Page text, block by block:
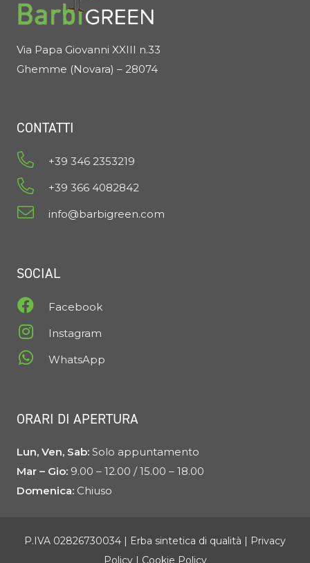
Via Papa Giovanni XXIII n.33
Ghemme (Novara) – 28074
CONTATTI
+39 346 2353219
+39 366 4082842
info@barbigreen.com
SOCIAL
Facebook
Instagram
WhatsApp
ORARI DI APERTURA
Lun, Ven, Sab: Solo appuntamento
Mar – Gio: 9.00 – 12.00 / 15.00 – 18.00
Domenica: Chiuso
P.IVA 02826730034 | Erba sintetica di qualità | Privacy
Policy| Cookie Policy